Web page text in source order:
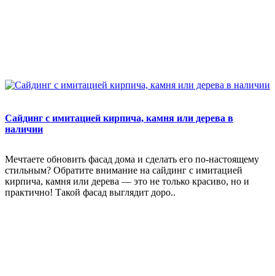
Сайдинг с имитацией кирпича, камня или дерева в
наличии
Мечтаете обновить фасад дома и сделать его по-настоящему
стильным? Обратите внимание на сайдинг с имитацией
кирпича, камня или дерева — это не только красиво, но и
практично! Такой фасад выглядит доро..